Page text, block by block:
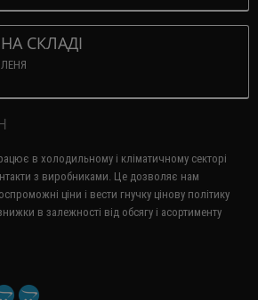
СКЛАДІ
в холодильному і кліматичному секторі
з виробниками. Це дозволяє нам
ціни і вести гнучку цінову політику
в залежності від обсягу і асортименту